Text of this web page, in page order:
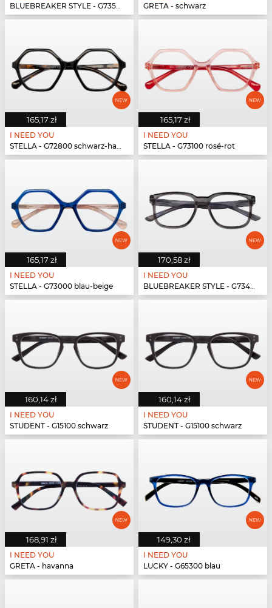
BLUEBREAKER STYLE - G73500 grün
GRETA - schwarz
165,17 zł
I NEED YOU
STELLA - G72800 schwarz-havanna
165,17 zł
I NEED YOU
STELLA - G73100 rosé-rot
165,17 zł
I NEED YOU
STELLA - G73000 blau-beige
170,58 zł
I NEED YOU
BLUEBREAKER STYLE - G73400 grau
160,14 zł
I NEED YOU
STUDENT - G15100 schwarz
160,14 zł
I NEED YOU
STUDENT - G15100 schwarz
168,91 zł
I NEED YOU
GRETA - havanna
149,30 zł
I NEED YOU
LUCKY - G65300 blau